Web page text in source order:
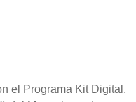
el Programa Kit Digital,